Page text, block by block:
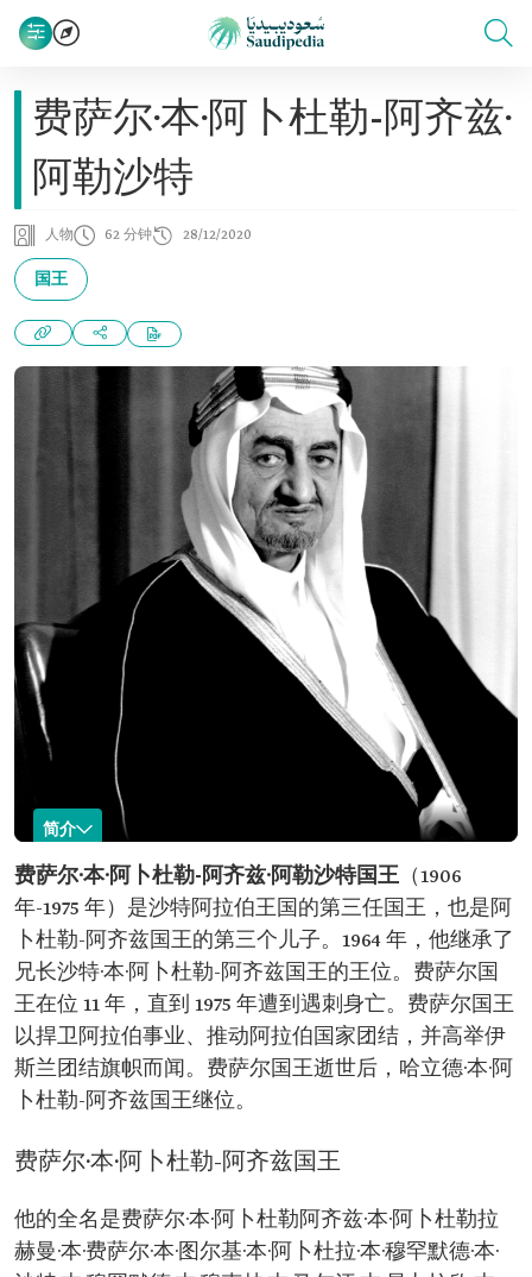
费萨尔·本·阿卜杜勒-阿齐兹·
阿勒沙特
人物 62 分钟 28/12/2020
国王
简介
费萨尔·本·阿卜杜勒-阿齐兹·阿勒沙特
名称：费萨尔·本·
阿卜杜勒-阿齐兹·
阿勒沙特国王。
身份：沙特阿拉伯王国的第三任国王。
出生时间：1906 年
出生地：首都利雅得。 母亲：塔尔法·宾特·阿卜
杜拉·本·阿卜杜拉蒂夫·阿尔·阿勒谢赫。
与开国国王的关系：开国国王的第三个儿子。
即位时间：1964 年。
在位时间：11 年。
逝世时间：1975 年。
王储：哈立德·本·阿卜杜勒-阿齐兹·阿勒沙特。
儿子：阿卜杜拉、穆罕默德、哈立德、沙特、阿
女儿：阿努德、贾瓦拉、Hassa、努拉、萨拉、
法。
首次参与军事行动：1918 年，亚提卜战役。
部分活动与外交工作：
费萨尔·本·阿卜杜勒-阿齐兹·阿勒沙特国王 （1906
年-1975 年）是沙特阿拉伯王国的第三任国王，也是阿
卜杜勒-阿齐兹国王的第三个儿子。1964 年，他继承了
兄长沙特·本·阿卜杜勒-阿齐兹国王的王位。费萨尔国
王在位 11 年，直到 1975 年遭到遇刺身亡。费萨尔国王
以捍卫阿拉伯事业、推动阿拉伯国家团结，并高举伊
斯兰团结旗帜而闻。费萨尔国王逝世后，哈立德·本·阿
卜杜勒-阿齐兹国王继位。
费萨尔·本·阿卜杜勒-阿齐兹国王
他的全名是费萨尔·本·阿卜杜勒阿齐兹·本·阿卜杜勒拉
赫曼·本·费萨尔·本·图尔基·本·阿卜杜拉·本·穆罕默德·本·